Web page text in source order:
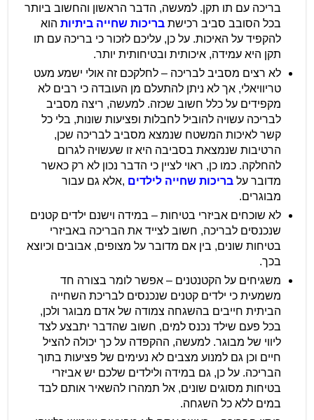
בריכה עם תו תקן. למעשה, הדבר הראשון והחשוב ביותר
בכל הסובב סביב רכישתבריכות שחייה ביתיות הוא
להקפיד על האיכות. על כן, עליכם לזכור כי בריכה עם תו
תקן היא עמידה, איכותית ובטיחותית יותר.
לא רצים מסביב לבריכה – לחלקכם זה אולי ישמע מעט
טריוויאלי, אך לא ניתן להתעלם מן העובדה כי רבים לא
מקפידים על כלל חשוב שכזה. למעשה, ריצה מסביב
לבריכה עשויה להוביל לחבלות ופציעות שונות, בלי כל
קשר לאיכות המשטח שנמצא מסביב לבריכה שכן,
הרטיבות שנמצאת בסביבה היא זו שעשויה לגרום
להחלקה. כמו כן, ראוי לציין כי הדבר נכון לא רק כאשר
מדובר עלבריכות שחייה לילדים ,אלא גם עבור
מבוגרים.
לא שוכחים אביזרי בטיחות – במידה וישנם ילדים קטנים
שנכנסים לבריכה, חשוב לצייד את הבריכה באביזרי
בטיחות שונים, בין אם מדובר על מצופים, אבובים וכיוצא
בכך.
משגיחים על הקטנטנים – אפשר לומר בצורה חד
משמעית כי ילדים קטנים שנכנסים לבריכת השחייה
הביתית חייבים בהשגחה צמודה של אדם מבוגר ולכן,
בכל פעם שילד נכנס למים, חשוב שהדבר יתבצע לצד
ליווי של מבוגר. למעשה, ההקפדה על כך יכולה להציל
חיים וכן גם למנוע מצבים לא נעימים של פציעות בתוך
הבריכה. על כן, גם במידה ולילדים שלכם יש אביזרי
בטיחות מסוגים שונים, אל תמהרו להשאיר אותם לבד
במים ללא כל השגחה.